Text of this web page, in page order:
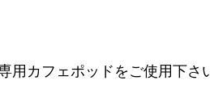
カフェポッドをご使用下さ